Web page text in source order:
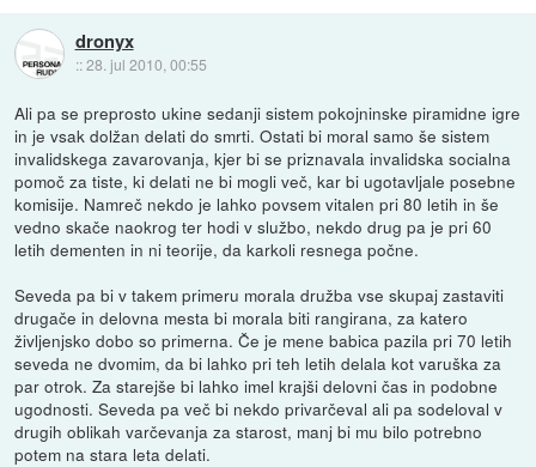
dronyx
::28. jul 2010, 00:55
Ali pa se preprosto ukine sedanji sistem pokojninske piramidne igre
in je vsak dolžan delati do smrti. Ostati bi moral samo še sistem
invalidskega zavarovanja, kjer bi se priznavala invalidska socialna
pomoč za tiste, ki delati ne bi mogli več, kar bi ugotavljale posebne
komisije. Namreč nekdo je lahko povsem vitalen pri 80 letih in še
vedno skače naokrog ter hodi v službo, nekdo drug pa je pri 60
letih dementen in ni teorije, da karkoli resnega počne.
Seveda pa bi v takem primeru morala družba vse skupaj zastaviti
drugače in delovna mesta bi morala biti rangirana, za katero
življenjsko dobo so primerna. Če je mene babica pazila pri 70 letih
seveda ne dvomim, da bi lahko pri teh letih delala kot varuška za
par otrok. Za starejše bi lahko imel krajši delovni čas in podobne
ugodnosti. Seveda pa več bi nekdo privarčeval ali pa sodeloval v
drugih oblikah varčevanja za starost, manj bi mu bilo potrebno
potem na stara leta delati.